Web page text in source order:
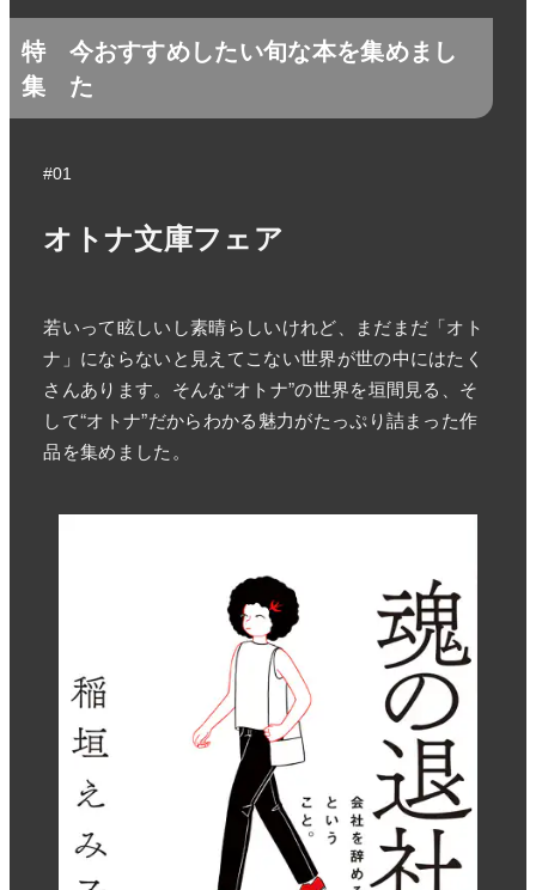
特
集
今おすすめしたい旬な本を集めまし
た
#01
オトナ文庫フェア
若いって眩しいし素晴らしいけれど、まだまだ「オト
ナ」にならないと見えてこない世界が世の中にはたく
さんあります。そんな“オトナ”の世界を垣間見る、そ
して“オトナ”だからわかる魅力がたっぷり詰まった作
品を集めました。